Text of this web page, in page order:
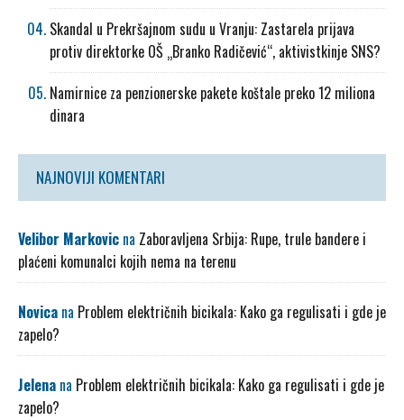
Skandal u Prekršajnom sudu u Vranju: Zastarela prijava
protiv direktorke OŠ „Branko Radičević“, aktivistkinje SNS?
Namirnice za penzionerske pakete koštale preko 12 miliona
dinara
NAJNOVIJI KOMENTARI
Velibor Markovic na Zaboravljena Srbija: Rupe, trule bandere i
plaćeni komunalci kojih nema na terenu
Novica na Problem električnih bicikala: Kako ga regulisati i gde je
zapelo?
Jelena na Problem električnih bicikala: Kako ga regulisati i gde je
zapelo?